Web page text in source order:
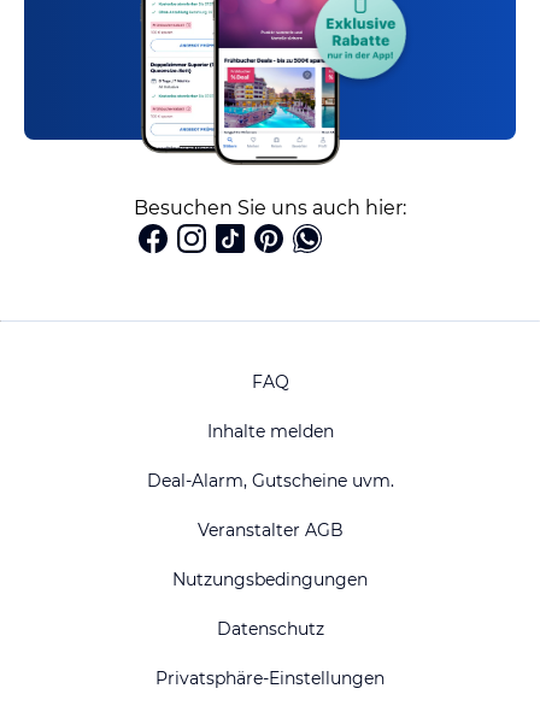
Besuchen Sie uns auch hier:
FAQ
Inhalte melden
Deal-Alarm, Gutscheine uvm.
Veranstalter AGB
Nutzungsbedingungen
Datenschutz
Privatsphäre-Einstellungen